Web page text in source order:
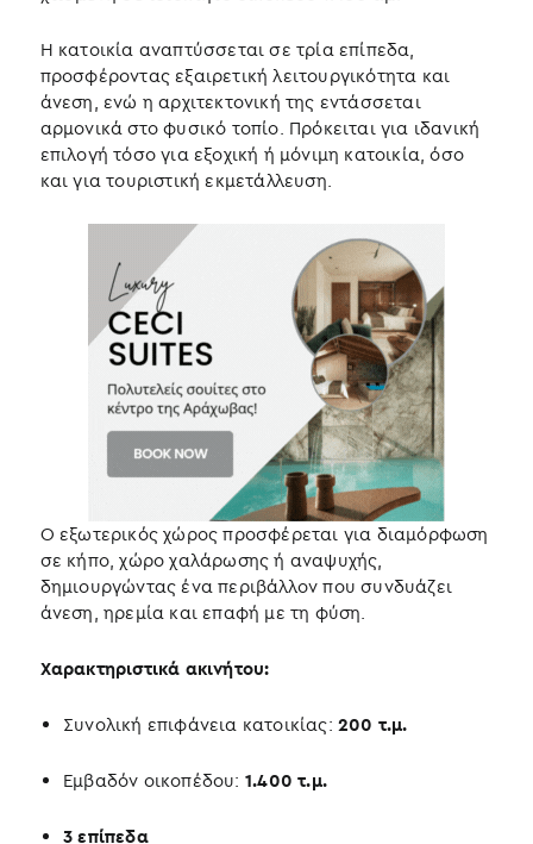
Η κατοικία αναπτύσσεται σε τρία επίπεδα,
προσφέροντας εξαιρετική λειτουργικότητα και
άνεση, ενώ η αρχιτεκτονική της εντάσσεται
αρμονικά στο φυσικό τοπίο. Πρόκειται για ιδανική
επιλογή τόσο για εξοχική ή μόνιμη κατοικία, όσο
και για τουριστική εκμετάλλευση.
Ο εξωτερικός χώρος προσφέρεται για διαμόρφωση
σε κήπο, χώρο χαλάρωσης ή αναψυχής,
δημιουργώντας ένα περιβάλλον που συνδυάζει
άνεση, ηρεμία και επαφή με τη φύση.
Χαρακτηριστικά ακινήτου:
Συνολική επιφάνεια κατοικίας:200 τ.μ.
Εμβαδόν οικοπέδου: 1.400 τ.μ.
3 επίπεδα